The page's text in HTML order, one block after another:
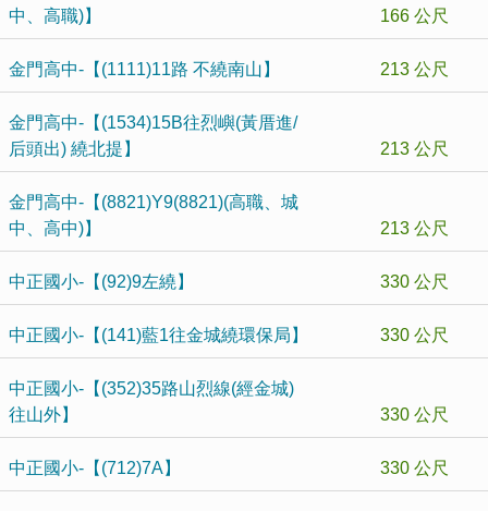
中、高職)】
166 公尺
金門高中-【(1111)11路 不繞南山】 213 公尺
金門高中-【(1534)15B往烈嶼(黃厝進/
后頭出) 繞北提】
213 公尺
金門高中-【(8821)Y9(8821)(高職、城
中、高中)】
213 公尺
中正國小-【(92)9左繞】 330 公尺
中正國小-【(141)藍1往金城繞環保局】 330 公尺
中正國小-【(352)35路山烈線(經金城)
往山外】
330 公尺
中正國小-【(712)7A】 330 公尺